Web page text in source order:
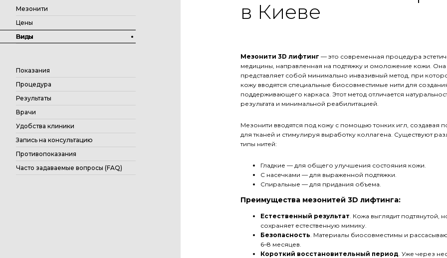
Мезонити
Цены
Виды
Показания
Процедура
Результаты
Врачи
Удобства клиники
Запись на консультацию
Противопоказания
Часто задаваемые вопросы (FAQ)
в Киеве
Мезонити 3D лифтинг — это современная процедура
медицины, направленная на подтяжку и омоложение кожи. Она
представляет собой минимально инвазивный метод, при
кожу вводятся специальные биосовместимые нити для
поддерживающего каркаса. Этот метод отличается
результата и минимальной реабилитацией.
Мезонити вводятся под кожу с помощью тонких игл, создавая
для тканей и стимулируя выработку коллагена. Существуют
типы нитей:
Гладкие — для общего улучшения состояния кожи.
С насечками — для выраженной подтяжки.
Спиральные — для придания объема.
Преимущества мезонитей 3D лифтинга:
Естественный результат. Кожа выглядит подтянутой,
сохраняет естественную мимику.
Безопасность. Материалы биосовместимы и
6–8 месяцев.
Короткий восстановительный период. Уже через